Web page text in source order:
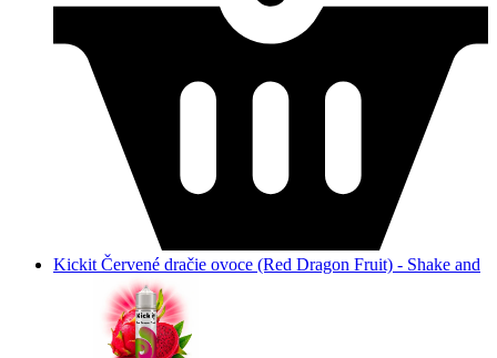
Kickit Červené dračie ovoce (Red Dragon Fruit) - Shake and